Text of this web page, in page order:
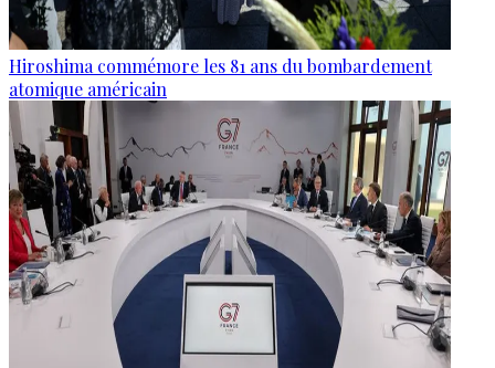
Hiroshima commémore les 81 ans du bombardement
atomique américain